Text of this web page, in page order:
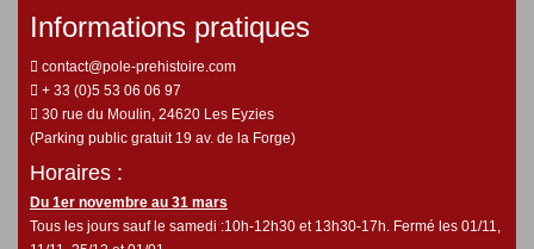
Informations pratiques
contact@pole-prehistoire.com
+ 33 (0)5 53 06 06 97
30 rue du Moulin, 24620 Les Eyzies
(Parking public gratuit 19 av. de la Forge)
Horaires :
Du 1er novembre au 31 mars
Tous les jours sauf le samedi :10h-12h30 et 13h30-17h. Fermé les 01/11,